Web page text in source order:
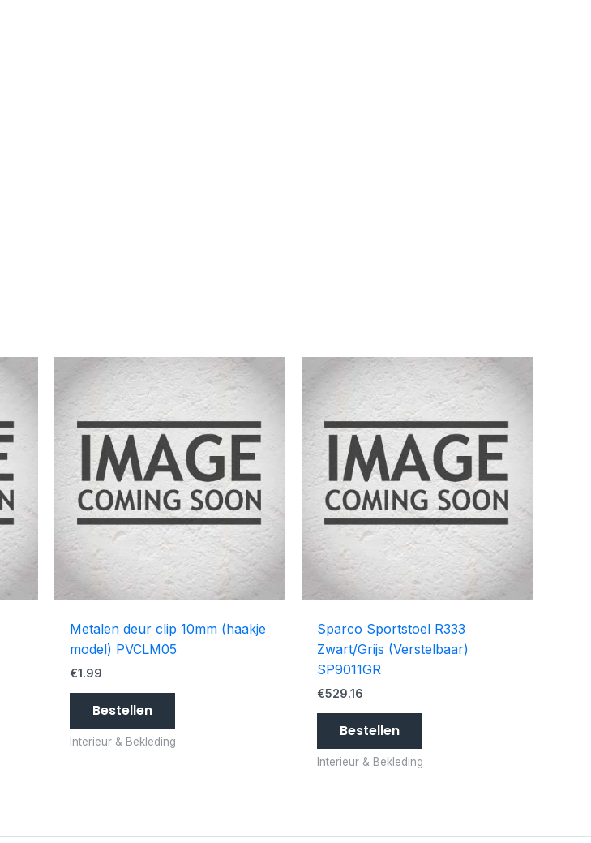
Metalen deur clip 10mm (haakje
model) PVCLM05
€1.99
Bestellen
Interieur & Bekleding
Sparco Sportstoel R333
Zwart/Grijs (Verstelbaar)
SP9011GR
€529.16
Bestellen
Interieur & Bekleding